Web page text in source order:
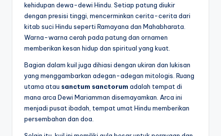
kehidupan dewa-dewi Hindu. Setiap patung diukir
dengan presisi tinggi, mencerminkan cerita-cerita dari
kitab suci Hindu seperti Ramayana dan Mahabharata.
Warna-warna cerah pada patung dan ornamen
memberikan kesan hidup dan spiritual yang kuat.
Bagian dalam kuil juga dihiasi dengan ukiran dan lukisan
yang menggambarkan adegan-adegan mitologis. Ruang
utama atau sanctum sanctorum adalah tempat di
mana arca Dewi Mariamman disemayamkan. Arca ini
menjadi pusat ibadah, tempat umat Hindu memberikan
persembahan dan doa.